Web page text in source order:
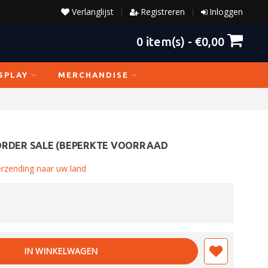
Inloggen
|
Registreren
|
Verlanglijst
0 item(s) - €0,00
MERCHANDISE
SALE (BEPERKTE VOORRAAD
naar uw land
IN WINKELWAGEN